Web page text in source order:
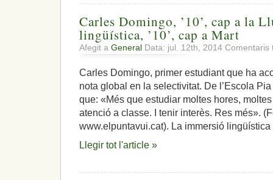
Carles Domingo, ’10’, cap a la
lingüística, ’10’, cap a Mart
Afegit a General Data: jul. 12th, 2014 Comentaris
Carles Domingo, primer estudiant que ha
nota global en la selectivitat. De l’Escola
que: «Més que estudiar moltes hores,
atenció a classe. I tenir interès. Res més».
www.elpuntavui.cat). La immersió
Llegir tot l'article »